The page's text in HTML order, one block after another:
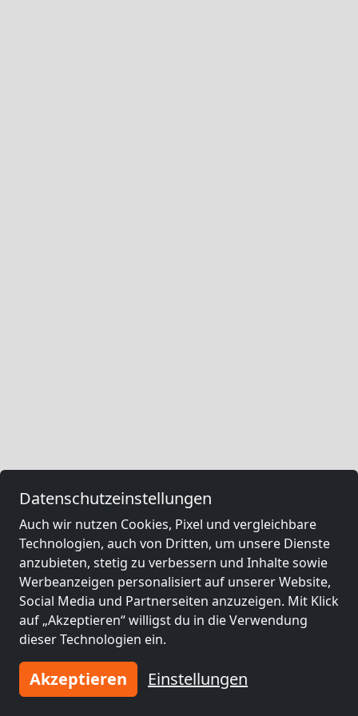
Datenschutzeinstellungen
Auch wir nutzen Cookies, Pixel und vergleichbare
Technologien, auch von Dritten, um unsere Dienste
anzubieten, stetig zu verbessern und Inhalte sowie
Werbeanzeigen personalisiert auf unserer Website,
Social Media und Partnerseiten anzuzeigen. Mit Klick
auf „Akzeptieren“ willigst du in die Verwendung
dieser Technologien ein.
Akzeptieren Einstellungen